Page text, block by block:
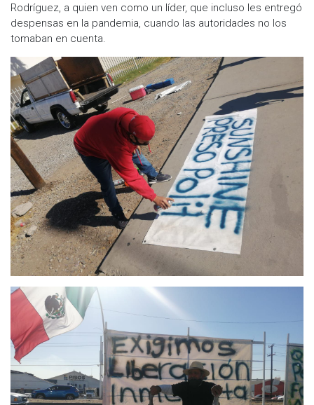
Rodríguez, a quien ven como un líder, que incluso les entregó
despensas en la pandemia, cuando las autoridades no los
tomaban en cuenta.